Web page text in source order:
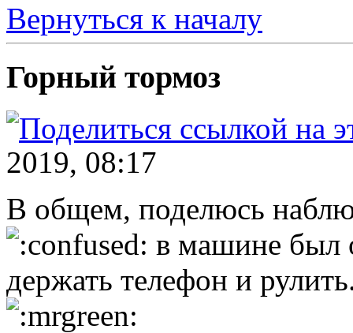
Вернуться к началу
Горный тормоз
2019, 08:17
В общем, поделюсь
в машине был
держать телефон и